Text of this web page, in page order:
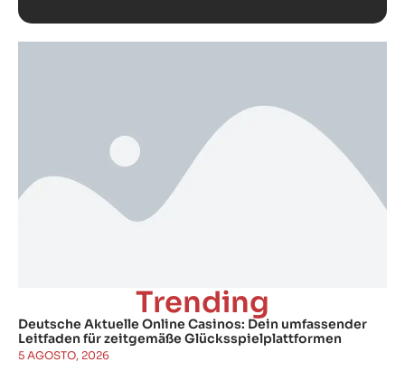
Trending
Deutsche Aktuelle Online Casinos: Dein umfassender
Leitfaden für zeitgemäße Glücksspielplattformen
5 AGOSTO, 2026